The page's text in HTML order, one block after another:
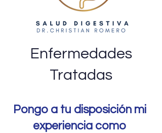
Enfermedades
Tratadas
Pongo a tu disposición mi
experiencia como